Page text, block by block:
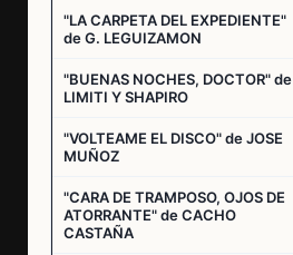
"LA CARPETA DEL EXPEDIENTE"
de G. LEGUIZAMON
"BUENAS NOCHES, DOCTOR" de
LIMITI Y SHAPIRO
"VOLTEAME EL DISCO" de JOSE
MUÑOZ
"CARA DE TRAMPOSO, OJOS DE
ATORRANTE" de CACHO
CASTAÑA